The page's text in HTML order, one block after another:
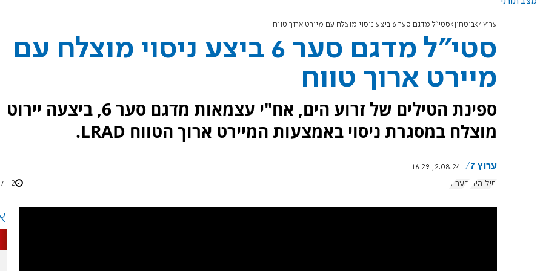
ערוץ 7 ביטחון סטי"ל מדגם סער 6 ביצע ניסוי מוצלח עם מיירט ארוך טווח
סטי"ל מדגם סער 6 ביצע ניסוי מוצלח עם
מיירט ארוך טווח
ספינת הטילים של זרוע הים, אח"י עצמאות מדגם סער 6, ביצעה יירוט
מוצלח במסגרת ניסוי באמצעות המיירט ארוך הטווח LRAD.
ערוץ 7
2.08.24, 16:29
חיל הים סער 6 2 דקות